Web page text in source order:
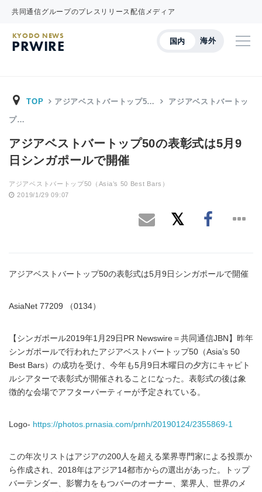
共同通信グループのプレスリリース配信メディア
国内 海外
KYODO NEWS
PRWIRE
TOP アジアベストバートップ5… アジアベストバートッ
プ…
アジアベストバートップ50の表彰式は5月9
日シンガポールで開催
アジアベストバートップ50（Asia’s 50 Best Bars）
2019/1/29 09:07
アジアベストバートップ50の表彰式は5月9日シンガポールで開催
AsiaNet 77209 （0134）
【シンガポール2019年1月29日PR Newswire＝共同通信JBN】昨年
シンガポールで行われたアジアベストバートップ50（Asia’s 50
Best Bars）の成功を受け、今年も5月9日木曜日の夕方にキャピト
ルシアターで表彰式が開催されることになった。表彰式の後は象
徴的な会場でアフターパーティーが予定されている。
Logo- https://photos.prnasia.com/prnh/20190124/2355869-1
この年次リストはアジアの200人を超える業界専門家による投票か
ら作成され、2018年はアジア14都市からの選出があった。トップ
バーテンダー、影響力をもつバーのオーナー、業界人、世界のメ